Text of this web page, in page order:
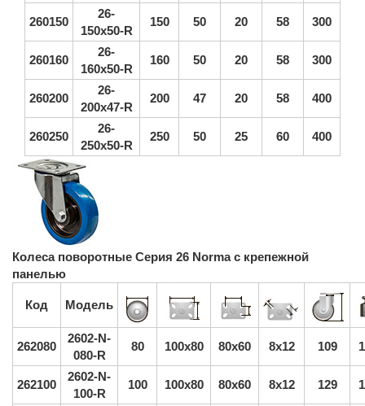
260150
26-
150х50-R
150 50 20 58 300
260160
26-
160х50-R
160 50 20 58 300
260200
26-
200х47-R
200 47 20 58 400
260250
26-
250х50-R
250 50 25 60 400
Колеса поворотные Серия 26 Norma с крепежной
панелью
Код Модель
262080
2602-N-
080-R
80 100х80 80х60 8х12 109
262100
2602-N-
100-R
100 100х80 80х60 8х12 129